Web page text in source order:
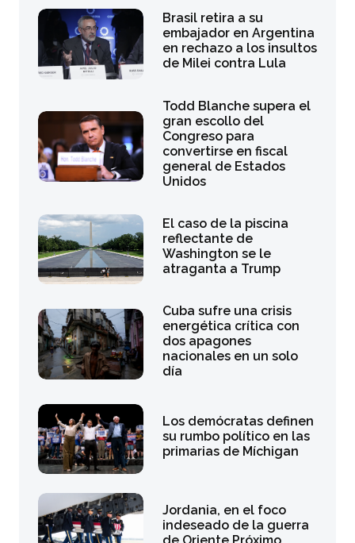
Brasil retira a su
embajador en Argentina
en rechazo a los insultos
de Milei contra Lula
Todd Blanche supera el
gran escollo del
Congreso para
convertirse en fiscal
general de Estados
Unidos
El caso de la piscina
reflectante de
Washington se le
atraganta a Trump
Cuba sufre una crisis
energética crítica con
dos apagones
nacionales en un solo
día
Los demócratas definen
su rumbo político en las
primarias de Míchigan
Jordania, en el foco
indeseado de la guerra